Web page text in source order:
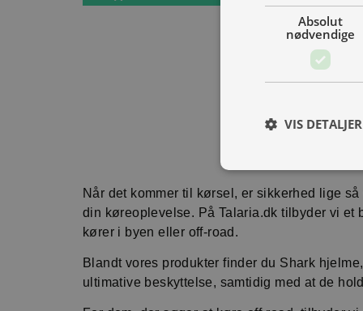
Når det kommer til kørsel, er sikkerhed lige
din køreoplevelse. På Talaria.dk tilbyder vi et
kører i byen eller off-road.
Blandt vores produkter finder du Shark
ultimative beskyttelse, samtidig med at de
Absolut
nødvendige
VIS DETALJER